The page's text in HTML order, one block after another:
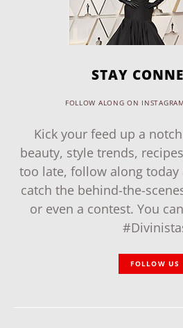
STAY
FOLLOW ALONG ON
Kick your feed up a
beauty, style trends,
too late, follow along
catch the behind-the-
or even a contest. You
FOLLOW US